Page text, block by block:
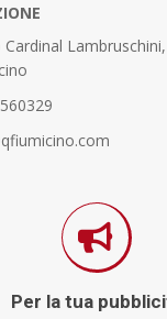
Cardinal
Per la tua